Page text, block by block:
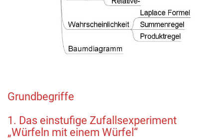
Grundbegriffe
1. Das einstufige Zufallsexperiment
„Würfeln mit einem Würfel“